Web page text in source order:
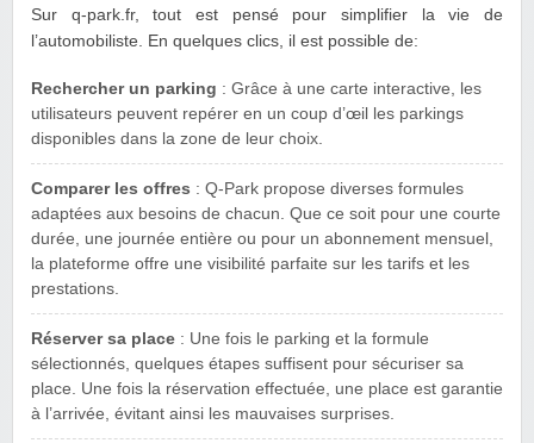
Sur q-park.fr, tout est pensé pour simplifier la vie de
l’automobiliste. En quelques clics, il est possible de:
Rechercher un parking : Grâce à une carte interactive, les
utilisateurs peuvent repérer en un coup d’œil les parkings
disponibles dans la zone de leur choix.
Comparer les offres : Q-Park propose diverses formules
adaptées aux besoins de chacun. Que ce soit pour une courte
durée, une journée entière ou pour un abonnement mensuel,
la plateforme offre une visibilité parfaite sur les tarifs et les
prestations.
Réserver sa place : Une fois le parking et la formule
sélectionnés, quelques étapes suffisent pour sécuriser sa
place. Une fois la réservation effectuée, une place est garantie
à l’arrivée, évitant ainsi les mauvaises surprises.